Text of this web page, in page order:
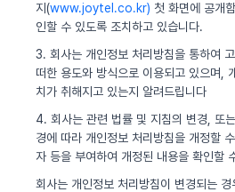
지(www.joytel.co.kr) 첫 화면에 공개
인할 수 있도록 조치하고 있습니다.
3. 회사는 개인정보 처리방침을 통하여
떠한 용도와 방식으로 이용되고 있으며,
치가 취해지고 있는지 알려드립니다
4. 회사는 관련 법률 및 지침의 변경, 또
경에 따라 개인정보 처리방침을 개정할
자 등을 부여하여 개정된 내용을 확인할
회사는 개인정보 처리방침이 변경되는 경